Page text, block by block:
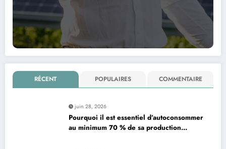
RÉCENT POPULAIRES COMMENTAIRE
juin 28, 2026
Pourquoi il est essentiel d’autoconsommer
au minimum 70 % de sa production